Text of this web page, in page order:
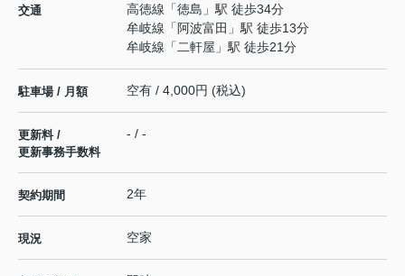
交通 高徳線 「徳島 」駅 徒歩34分
牟岐線 「阿波富田 」駅 徒歩13分
牟岐線 「二軒屋 」駅 徒歩21分
駐車場 / 月額 空有 / 4,000円 (税込)
更新料 /
更新事務手数料
- / -
契約期間 2年
現況 空家